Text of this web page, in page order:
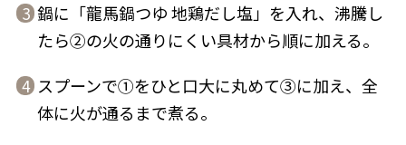
だし粉
商品情報一覧
3 鍋に「龍馬鍋つゆ 地鶏だし塩」を入れ、沸騰し
たら②の火の通りにくい具材から順に加える。
4 スプーンで①をひと口大に丸めて③に加え、全
体に火が通るまで煮る。